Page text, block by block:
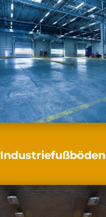
Industriefußböden